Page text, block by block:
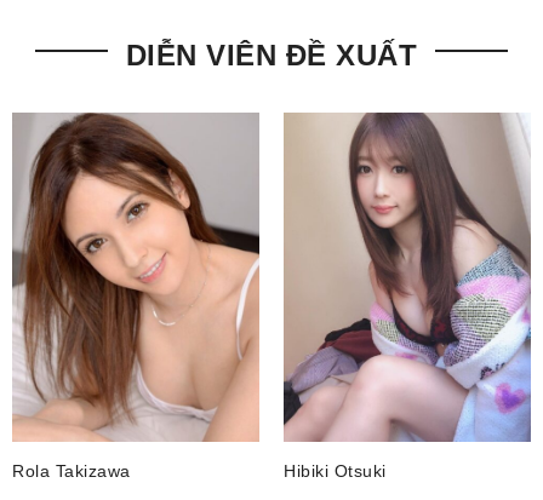
DIỄN VIÊN ĐỀ XUẤT
Rola Takizawa Hibiki Otsuki